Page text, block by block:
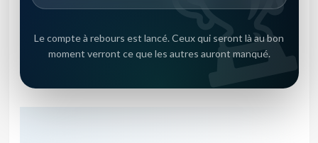
Le compte à rebours est lancé. Ceux qui seront là au bon
moment verront ce que les autres auront manqué.